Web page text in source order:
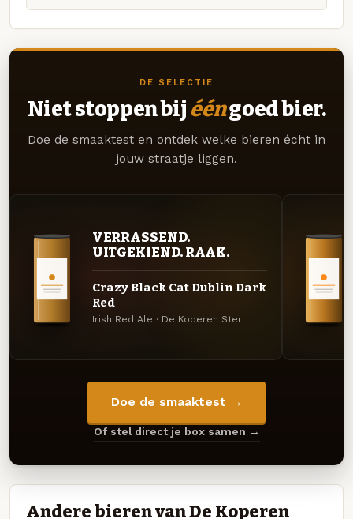
DE SELECTIE
Niet stoppen bij ééngoed bier.
Doe de smaaktest en ontdek welke bieren écht in
jouw straatje liggen.
VERRASSEND.
UITGEKIEND. RAAK.
Crazy Black Cat Dublin Dark
Red
Irish Red Ale · De Koperen Ster
Doe de smaaktest →
Of stel direct je box samen →
Andere bieren van De Koperen